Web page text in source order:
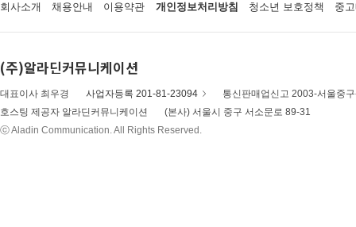
회사소개 채용안내 이용약관 개인정보처리방침 청소년 보호정책 중
(주)알라딘커뮤니케이션
대표이사 최우경 사업자등록 201-81-23094
통신판매업신고 2003-서울중
호스팅 제공자 알라딘커뮤니케이션
(본사) 서울시 중구 서소문로 89-31
ⓒ Aladin Communication. All Rights Reserved.